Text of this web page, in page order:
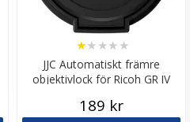
JJC Automatiskt främre
objektivlock för Ricoh GR IV
★★ ★★ ★
189 kr